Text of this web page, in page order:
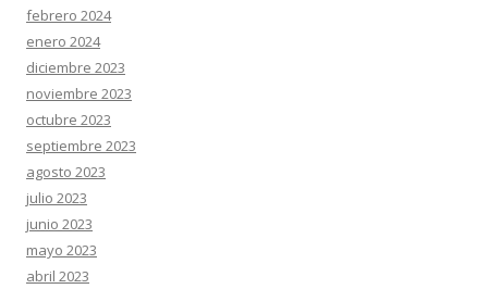
febrero 2024
enero 2024
diciembre 2023
noviembre 2023
octubre 2023
septiembre 2023
agosto 2023
julio 2023
junio 2023
mayo 2023
abril 2023